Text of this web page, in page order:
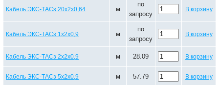
Кабель ЭКС-ТАСз 20х2х0,64 м
по
запросу
В корзину
Кабель ЭКС-ТАСз 1х2х0,9 м
по
запросу
В корзину
Кабель ЭКС-ТАСз 2х2х0,9 м 28.09 В корзину
Кабель ЭКС-ТАСз 5х2х0,9 м 57.79 В корзину